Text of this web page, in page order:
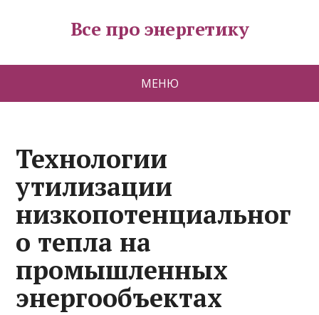
Все про энергетику
МЕНЮ
Технологии
утилизации
низкопотенциальног
о тепла на
промышленных
энергообъектах